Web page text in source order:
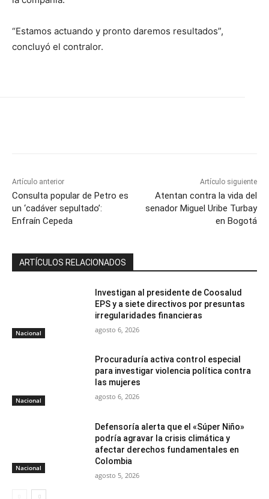
“Estamos actuando y pronto daremos resultados”,
concluyó el contralor.
Artículo anterior
Consulta popular de Petro es
un ‘cadáver sepultado’:
Enfraín Cepeda
Artículo siguiente
Atentan contra la vida del
senador Miguel Uribe Turbay
en Bogotá
ARTÍCULOS RELACIONADOS
Nacional
Investigan al presidente de Coosalud
EPS y a siete directivos por presuntas
irregularidades financieras
agosto 6, 2026
Nacional
Procuraduría activa control especial
para investigar violencia política contra
las mujeres
agosto 6, 2026
Nacional
Defensoría alerta que el «Súper Niño»
podría agravar la crisis climática y
afectar derechos fundamentales en
Colombia
agosto 5, 2026